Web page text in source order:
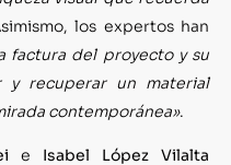
los expertos han
factura del proyecto y su
y recuperar un material
contemporánea».
e Isabel López Vilalta